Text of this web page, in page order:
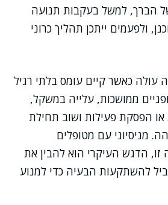
הברך, למשל בעקבות תנועה
ולפעמים ייתכן תהליך כרוני
עולה כאשר קיים עומס בלתי רגיל
ממושכות, עלייה במשקל,
או הפסקת פעילות ושוב תחילת
מניסיוני עם מטופלים
הדגש העיקרי הוא להבין את
להשתקעות הבעיה כדי למנוע